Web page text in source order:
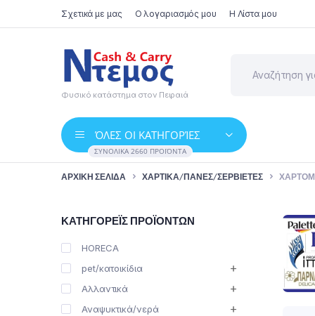
Σχετικά με μας Ο λογαριασμός μου Η Λίστα μου
Φυσικό κατάστημα στον Πειραιά
ΌΛΕΣ ΟΙ ΚΑΤΗΓΟΡΊΕΣ
ΣΥΝΟΛΙΚΆ 2660 ΠΡΟΪΌΝΤΑ
ΑΡΧΙΚΉ ΣΕΛΊΔΑ ΧΑΡΤΙΚΆ/ΠΆΝΕΣ/ΣΕΡΒΙΈΤΕΣ
ΚΑΤΗΓΟΡΈΙΣ ΠΡΟΪΌΝΤΩΝ
HORECA
pet/κατοικίδια
Αλλαντικά
Αναψυκτικά/νερά